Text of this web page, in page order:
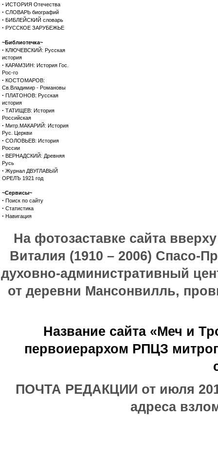
· ИСТОРИЯ Отечества
· СЛОВАРЬ биографий
· БИБЛЕЙСКИЙ словарь
· РУССКОЕ ЗАРУБЕЖЬЕ
~Библиотечка~
· КЛЮЧЕВСКИЙ: Русская
история
· КАРАМЗИН: История Гос.
Рос-го
· КОСТОМАРОВ:
Св.Владимир - Романовы
· ПЛАТОНОВ: Русская
история
· ТАТИЩЕВ: История
Российская
· Митр.МАКАРИЙ: История
Рус. Церкви
· СОЛОВЬЕВ: История
России
· ВЕРНАДСКИЙ: Древняя
Русь
· Журнал ДВУГЛАВЫЙ
ОРЕЛЪ 1921 год
~Сервисы~
· Поиск по сайту
· Статистика
· Навигация
На фотозаставке сайта
Виталия (1910 – 2006) Спасо-
духовно-административный
от деревни Мансонвилль,
Название сайта «Меч и
первоиерархом РПЦЗ
ПОЧТА РЕДАКЦИИ от июля
адреса